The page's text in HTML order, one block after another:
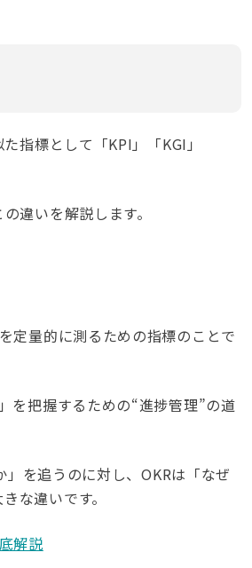
指標として「KPI」「KGI」
違いを解説します。
定量的に測るための指標のことで
を把握するための“進捗管理”の道
を追うのに対し、OKRは「なぜ
な違いです。
解説